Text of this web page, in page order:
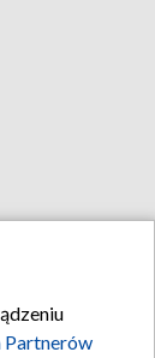
Partnerów